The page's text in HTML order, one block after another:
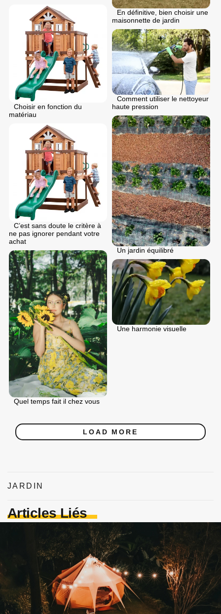
En définitive, bien choisir une
maisonnette de jardin
Choisir en fonction du
matériau
Comment utiliser le nettoyeur
haute pression
Un jardin équilibré
C’est sans doute le critère à
ne pas ignorer pendant votre
achat
Quel temps fait il chez vous
Une harmonie visuelle
LOAD MORE
JARDIN
Articles Liés